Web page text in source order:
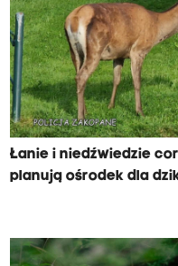
Łanie i niedźwiedzie
planują ośrodek dla